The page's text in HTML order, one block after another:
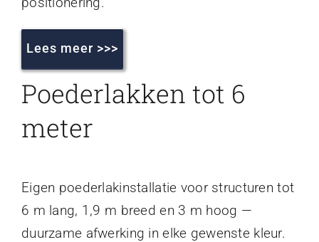
Lees meer >>>
Poederlakken tot 6
meter
Eigen poederlakinstallatie voor structuren tot
6 m lang, 1,9 m breed en 3 m hoog —
duurzame afwerking in elke gewenste kleur.